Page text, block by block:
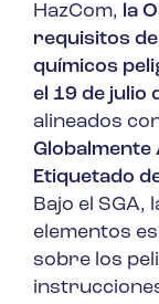
HazCom, la
requisitos
químicos
el 19 de julio
alineados
Globalmente
Etiquetado
Bajo el SGA,
elementos
sobre los